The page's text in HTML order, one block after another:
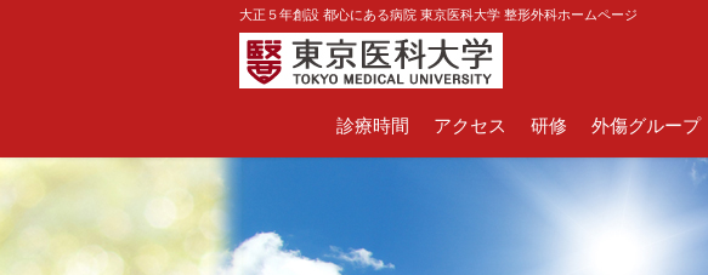
大正５年創設 都心にある病院 東京医科大学 整形外科ホームページ
診療時間 アクセス 研修 外傷グループ